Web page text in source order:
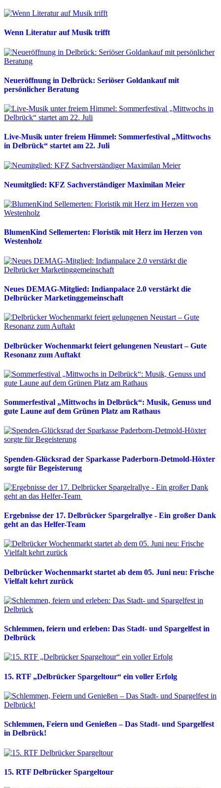
Wenn Literatur auf Musik trifft
Neueröffnung in Delbrück: Seriöser Goldankauf mit
persönlicher Beratung
Live-Musik unter freiem Himmel: Sommerfestival „Mittwochs
in Delbrück“ startet am 22. Juli
Neumitglied: KFZ Sachverständiger Maximilan Meier
BlumenKind Sellemerten: Floristik mit Herz im Herzen von
Westenholz
Neues DEMAG-Mitglied: Indianpalace 2.0 verstärkt die
Delbrücker Marketinggemeinschaft
Delbrücker Wochenmarkt feiert gelungenen Neustart – Gute
Resonanz zum Auftakt
Sommerfestival „Mittwochs in Delbrück“: Musik, Genuss und
gute Laune auf dem Grünen Platz am Rathaus
Spenden-Glücksrad der Sparkasse Paderborn-Detmold-Höxter
sorgte für Begeisterung
Ergebnisse der 17. Delbrücker Spargelrallye - Ein großer Dank
geht an das Helfer-Team
Delbrücker Wochenmarkt startet ab dem 05. Juni neu: Frische
Vielfalt kehrt zurück
Schlemmen, feiern und erleben: Das Stadt- und Spargelfest in
Delbrück
15. RTF „Delbrücker Spargeltour“ ein voller Erfolg
Schlemmen, Feiern und Genießen – Das Stadt- und Spargelfest
in Delbrück!
15. RTF Delbrücker Spargeltour